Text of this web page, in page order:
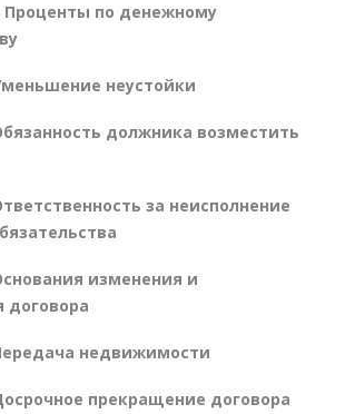
Проценты по денежному
неустойки
должника возместить
за неисполнение
изменения и
договора
недвижимости
прекращение договора